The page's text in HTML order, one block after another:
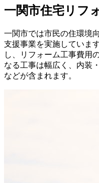
一関市住宅リフ
一関市では市民の住環境
支援事業を実施していま
し、リフォーム工事費用
なる工事は幅広く、内装
などが含まれます。